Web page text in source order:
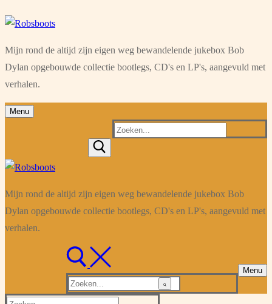
Ga
de
inhoud
Menu
Sluiten
Mijn rond de altijd zijn eigen weg bewandelende jukebox Bob
Dylan opgebouwde collectie bootlegs, CD's en LP's, aangevuld met
verhalen.
Menu
Zoeken
Mijn rond de altijd zijn eigen weg bewandelende jukebox Bob
Dylan opgebouwde collectie bootlegs, CD's en LP's, aangevuld met
verhalen.
Zoeken
naar:
Menu